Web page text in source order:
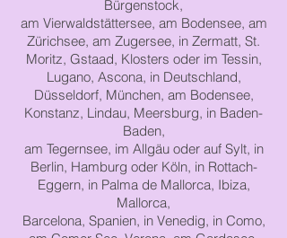
Bürgenstock,
am Vierwaldstättersee, am Bodensee, am
Zürichsee, am Zugersee, in Zermatt, St.
Moritz, Gstaad, Klosters oder im Tessin,
Lugano, Ascona, in Deutschland,
Düsseldorf, München, am Bodensee,
Konstanz, Lindau, Meersburg, in Baden-
Baden,
am Tegernsee, im Allgäu oder auf Sylt, in
Berlin, Hamburg oder Köln, in Rottach-
Eggern, in Palma de Mallorca, Ibiza,
Mallorca,
Barcelona, Spanien, in Venedig, in Como,